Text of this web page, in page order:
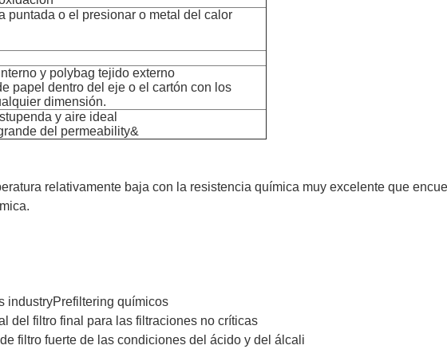
puntada o el presionar o metal del calor
y polybag tejido externo
papel dentro del eje o el cartón con los
dimensión.
y aire ideal
del permeability&
relativamente baja con la resistencia química muy excelente que
industryPrefiltering químicos
del filtro final para las filtraciones no críticas
filtro fuerte de las condiciones del ácido y del álcali